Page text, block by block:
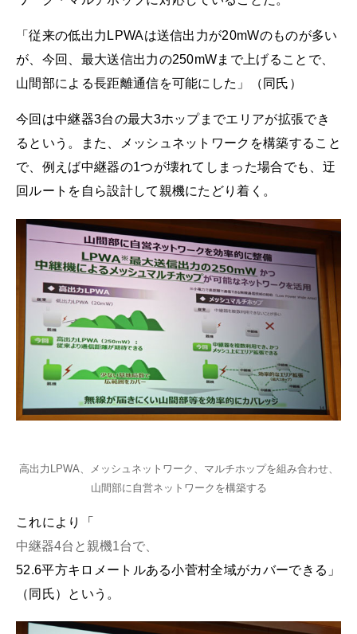
「従来の低出力LPWAは送信出力が20mWのものが多い
が、今回、最大送信出力の250mWまで上げることで、
山間部による長距離通信を可能にした」（同氏）
今回は中継器3台の最大3ホップまでエリアが拡張でき
るという。また、メッシュネットワークを構築すること
で、例えば中継器の1つが壊れてしまった場合でも、迂
回ルートを自ら設計して親機にたどり着く。
高出力LPWA、メッシュネットワーク、マルチホップを組み合わせ、
山間部に自営ネットワークを構築する
これにより「
中継器4台と親機1台で、
52.6平方キロメートルある小菅村全域がカバーできる」
（同氏）という。